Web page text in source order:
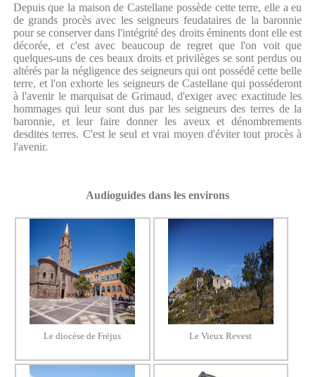
Depuis que la maison de Castellane possède cette terre, elle a eu
de grands procès avec les seigneurs feudataires de la baronnie
pour se conserver dans l'intégrité des droits éminents dont elle est
décorée, et c'est avec beaucoup de regret que l'on voit que
quelques-uns de ces beaux droits et privilèges se sont perdus ou
altérés par la négligence des seigneurs qui ont possédé cette belle
terre, et l'on exhorte les seigneurs de Castellane qui posséderont
à l'avenir le marquisat de Grimaud, d'exiger avec exactitude les
hommages qui leur sont dus par les seigneurs des terres de la
baronnie, et leur faire donner les aveux et dénombrements
desdites terres. C'est le seul et vrai moyen d'éviter tout procès à
l'avenir.
Audioguides dans les environs
Le diocèse de Fréjus Le Vieux Revest